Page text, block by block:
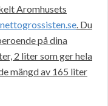
Aromhusets
nettogrossisten.se. Du
på dina
2 liter som ger hela
mängd av 165 liter